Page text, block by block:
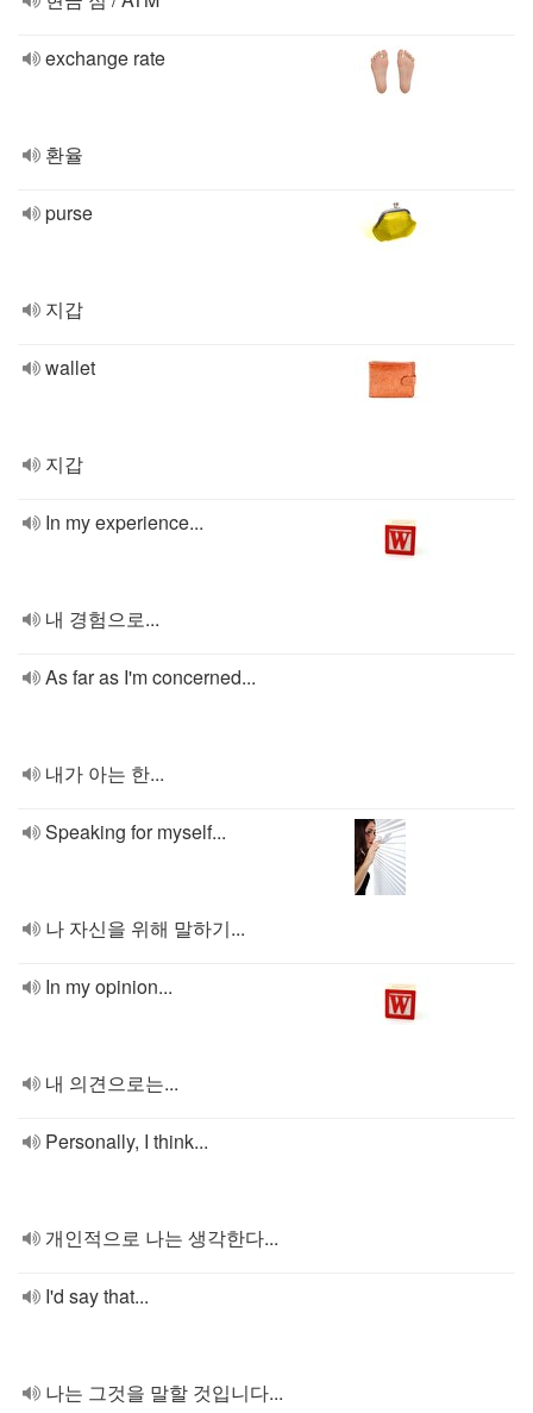
exchange rate
환율
purse
지갑
wallet
지갑
In my experience...
내 경험으로...
As far as I'm concerned...
내가 아는 한...
Speaking for myself...
나 자신을 위해 말하기...
In my opinion...
내 의견으로는...
Personally, I think...
개인적으로 나는 생각한다...
I'd say that...
나는 그것을 말할 것입니다...